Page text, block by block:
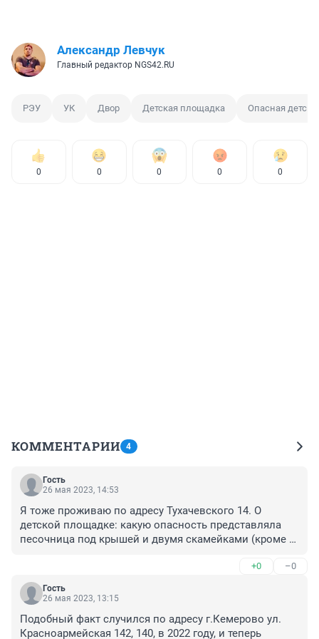
Александр Левчук
Главный редактор NGS42.RU
РЭУ УК Двор Детская площадка Опасная
0 0 0 0 0
КОММЕНТАРИИ 4
Гость
26 мая 2023, 14:53
Я тоже проживаю по адресу Тухачевского 14. О
детской площадке: какую опасность представляла
песочница под крышей и двумя скамейками (кроме
беседка под крышей и со скамейками, шведская
стенка высотой метр тридцать, три прлета, трубы
покрашены, паралельные брусья из труб высотой 80
и по бокам были скамейки, на которых сидели мамы
+0 –0
Гость
26 мая 2023, 13:15
Подобный факт случился по адресу г.Кемерово ул.
Красноармейская 142, 140, в 2022 году, и теперь